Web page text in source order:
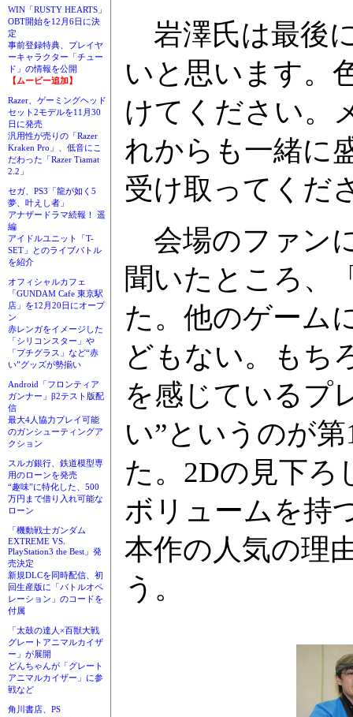
WIN「RUSTY HEARTS」
OBT開始を12月6日に決
定
事前登録特典、プレイヤ
ーキャラクター「チュー
ド」の情報を公開
【ムービー追加】
Razer、ゲーミングヘッド
セット2モデルを11月30
日に発売
汎用性が売りの「Razer
Kraken Pro」、低音にこ
だわった「Razer Tiamat
2.2」
セガ、PS3「龍が如く5
夢、叶えし者」
アナザードラマ続報！ 遥
編
アイドルユニット「T-
SET」とのライブバトル
を紹介
オフィシャルカフェ
「GUNDAM Cafe 東京駅
店」を12月20日にオープ
ン
赤レンガをイメージした
「シリコンスター」や
「プチグラス」など“赤
い”グッズが勢揃い
Android「フロンティア
ガンナー」β2テスト版配
信
最大4人協力プレイ可能
のガンシューティングア
クション
スルガ銀行、鉄道模型専
用のローンを発売
“趣味”に特化した、500
万円まで借り入れ可能な
ローン
「機動戦士ガンダム
EXTREME VS.
PlayStation3 the Best」発
売決定
新規DLCを同時配信、初
回生産版に「バトルオペ
レーション」のコードを
付属
「太鼓の達人×百獣大戦
グレートアニマルカイザ
ー」が展開
どんちゃんが「グレート
アニマルカイザー」に参
戦など
角川書店、PS
岩澤氏は最後
いと思います。
けてください。
れからも一緒に
受け取ってくだ
会場のファン
聞いたところ、
た。他のゲーム
どもない。もち
を感じているプ
い”というのが
た。2Dの見下ろ
ボリュームを持
本作の人気の理
う。